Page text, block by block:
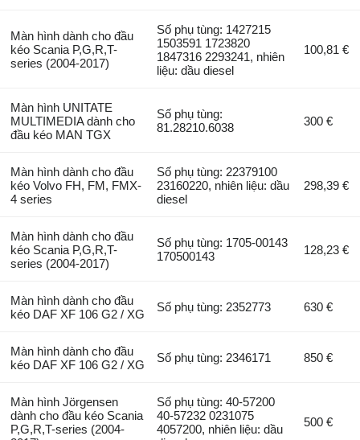
Màn hình dành cho đầu
kéo Scania P,G,R,T-
series (2004-2017)
Số phụ tùng: 1427215
1503591 1723820
1847316 2293241, nhiên
liệu: dầu diesel
100,81 €
Màn hình UNITATE
MULTIMEDIA dành cho
đầu kéo MAN TGX
Số phụ tùng:
81.28210.6038
300 €
Màn hình dành cho đầu
kéo Volvo FH, FM, FMX-
4 series
Số phụ tùng: 22379100
23160220, nhiên liệu: dầu
diesel
298,39 €
Màn hình dành cho đầu
kéo Scania P,G,R,T-
series (2004-2017)
Số phụ tùng: 1705-00143
170500143
128,23 €
Màn hình dành cho đầu
kéo DAF XF 106 G2 / XG
Số phụ tùng: 2352773 630 €
Màn hình dành cho đầu
kéo DAF XF 106 G2 / XG
Số phụ tùng: 2346171 850 €
Màn hình Jörgensen
dành cho đầu kéo Scania
P,G,R,T-series (2004-
Số phụ tùng: 40-57200
40-57232 0231075
4057200, nhiên liệu: dầu
500 €